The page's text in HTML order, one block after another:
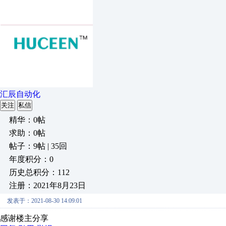
汇辰自动化
关注 私信
精华：0帖
求助：0帖
帖子：9帖 | 35回
年度积分：0
历史总积分：112
注册：2021年8月23日
发表于：2021-08-30 14:09:01
感谢楼主分享